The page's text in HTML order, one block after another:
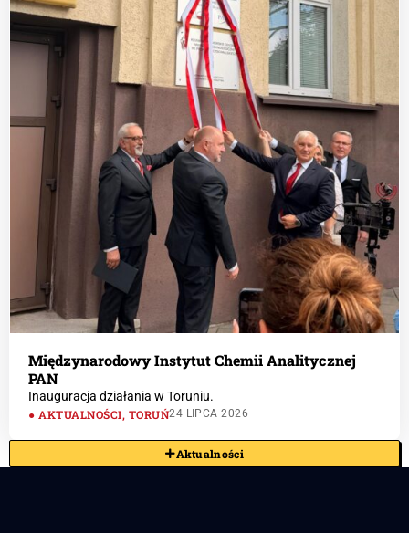
Międzynarodowy Instytut Chemii Analitycznej
PAN
Inauguracja działania w Toruniu.
AKTUALNOŚCI, TORUŃ24 LIPCA 2026
Aktualności